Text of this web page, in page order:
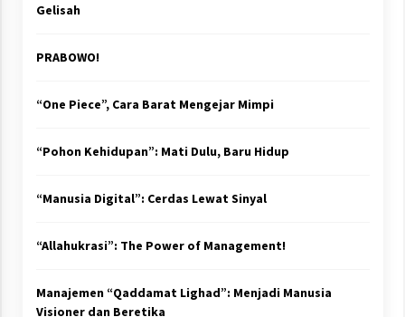
Gelisah
PRABOWO!
“One Piece”, Cara Barat Mengejar Mimpi
“Pohon Kehidupan”: Mati Dulu, Baru Hidup
“Manusia Digital”: Cerdas Lewat Sinyal
“Allahukrasi”: The Power of Management!
Manajemen “Qaddamat Lighad”: Menjadi Manusia
Visioner dan Beretika